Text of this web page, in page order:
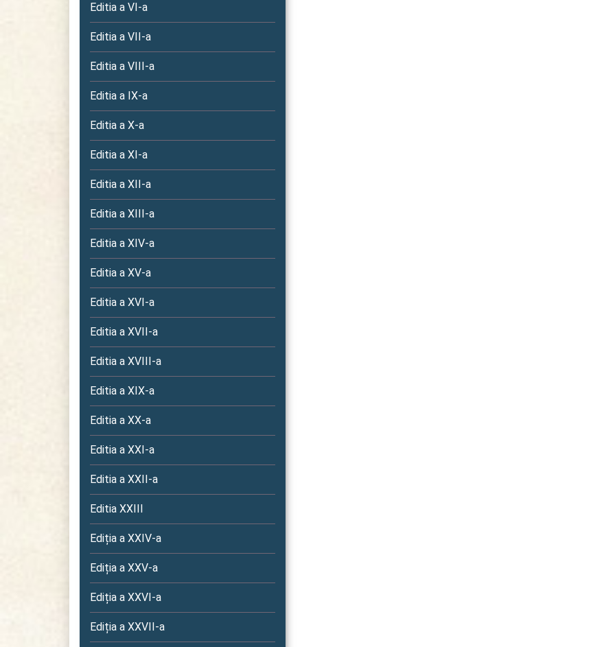
Editia a VI-a
Editia a VII-a
Editia a VIII-a
Editia a IX-a
Editia a X-a
Editia a XI-a
Editia a XII-a
Editia a XIII-a
Editia a XIV-a
Editia a XV-a
Editia a XVI-a
Editia a XVII-a
Editia a XVIII-a
Editia a XIX-a
Editia a XX-a
Editia a XXI-a
Editia a XXII-a
Editia XXIII
Ediția a XXIV-a
Ediția a XXV-a
Ediția a XXVI-a
Ediția a XXVII-a